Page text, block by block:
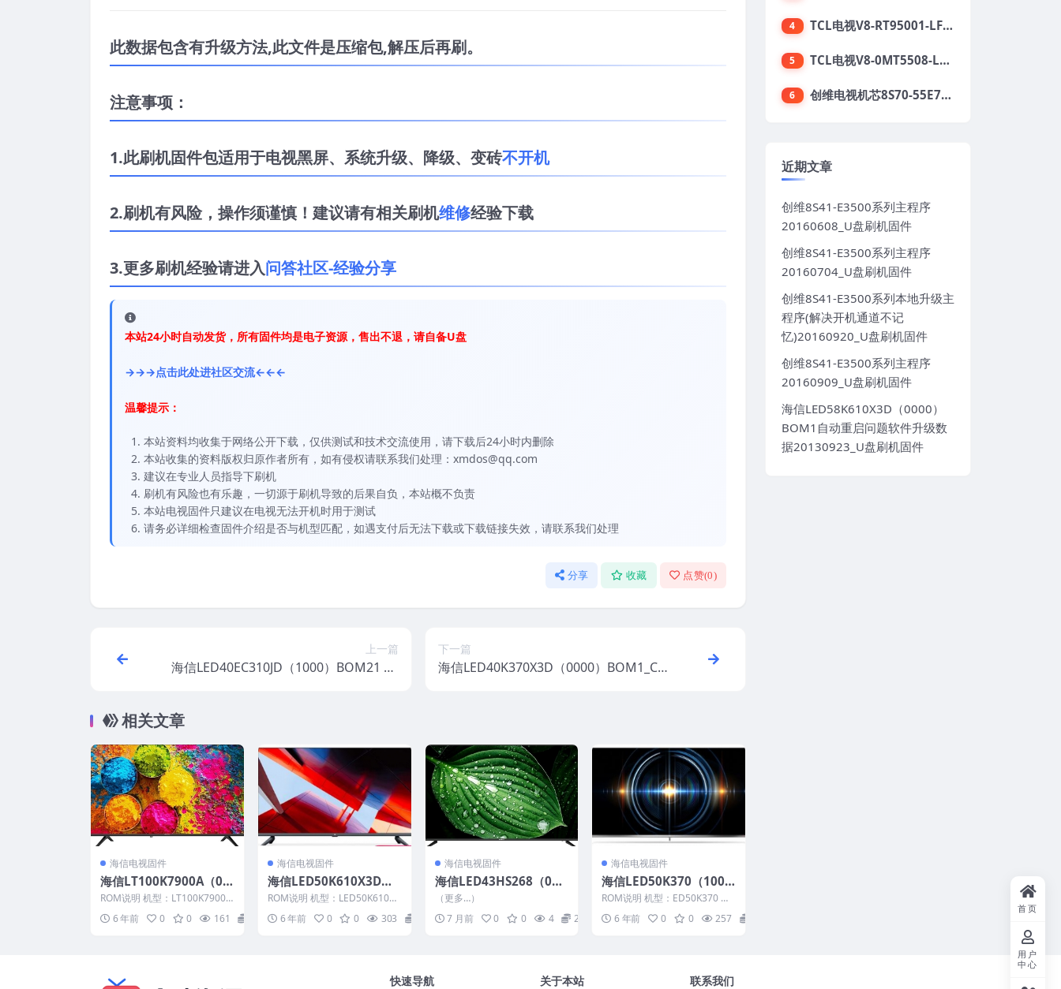
此数据包含有升级方法,此文件是压缩包,解压后再刷。
注意事项：
1.此刷机固件包适用于电视黑屏、系统升级、降级、变砖不开机
2.刷机有风险，操作须谨慎！建议请有相关刷机维修经验下载
3.更多刷机经验请进入问答社区-经验分享
本站24小时自动发货，所有固件均是电子资源，售出不退，请自备U盘
→→→点击此处进社区交流←←←
温馨提示：
本站资料均收集于网络公开下载，仅供测试和技术交流使用，请下载后24小时内删除
本站收集的资料版权归原作者所有，如有侵权请联系我们处理：xmdos@qq.com
建议在专业人员指导下刷机
刷机有风险也有乐趣，一切源于刷机导致的后果自负，本站概不负责
本站电视固件只建议在电视无法开机时用于测试
请务必详细检查固件介绍是否与机型匹配，如遇支付后无法下载或下载链接失效，请联系我们处理
分享 收藏 点赞(0)
上一篇
海信LED40EC310JD（1000）BOM21 AV
下一篇
海信LED40K370X3D（0000）BOM1_C0
相关文章
海信电视固件
海信LT100K7900A（00
00）BOM1_C007_2015
1222官方原厂USB刷机
电视固件包
ROM说明 机型：LT100K7900A
固件版本：（0000） BOM：1
海...6 年前 0 0 161
海信电视固件
海信LED50K610X3D（1
011）BOM22官方原厂U
SB刷机电视固件包
ROM说明 机型：LED50K610X3
D 固件版本：（1011） BOM：
22...6 年前 0 0 303
海信电视固件
海信LED43HS268（000
0）BOM1_G004_20161
118_U盘刷机固件
（更多…）
7 月前
0 0 4 20
海信电视固件
海信LED50K370（100
0）BOM2官方原厂USB
刷机电视固件包
ROM说明 机型：ED50K370 固
件版本：（1000） BOM：5 海
信LE...6 年前 0 0 257
4 TCL电视V8-RT95001-LF1V215版本强刷电视固件包下载
5 TCL电视V8-0MT5508-LF1V362版本强刷电视固件包下载
6 创维电视机芯8S70-55E710S系列酷开5.05刷机固件
近期文章
创维8S41-E3500系列主程序
20160608_U盘刷机固件
创维8S41-E3500系列主程序
20160704_U盘刷机固件
创维8S41-E3500系列本地升级主
程序(解决开机通道不记
忆)20160920_U盘刷机固件
创维8S41-E3500系列主程序
20160909_U盘刷机固件
海信LED58K610X3D（0000）
BOM1自动重启问题软件升级数
据20130923_U盘刷机固件
快速导航 关于本站 联系我们
首页
用户
中心